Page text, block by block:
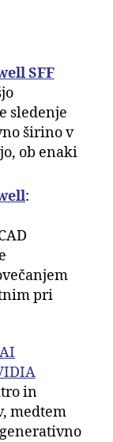
SFF
sledenje
širino v
ob enaki
:
pri
in
medtem